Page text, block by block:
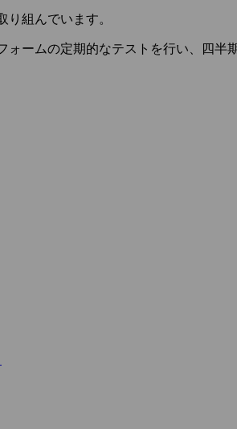
組んでいます。
ームの定期的なテストを行い、四半